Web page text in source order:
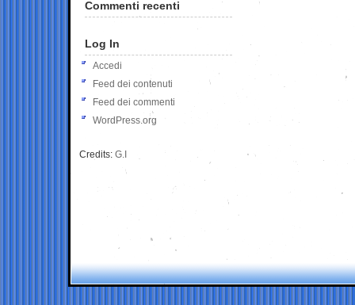
Commenti recenti
Log In
Accedi
Feed dei contenuti
Feed dei commenti
WordPress.org
Credits: G.I